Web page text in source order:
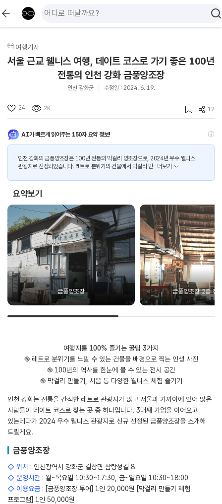
여행기사
서울 근교 웰니스 여행, 데이트 코스로 가기 좋은 100년
전통의 인천 강화 금풍양조장
인천 강화군 수정일 : 2024. 6. 19.
24 2K 12
AI가 빠르게 읽어주는 150자 요약 정보!
인천 강화의 금풍양조장은 100년 전통의 막걸리 양조장으로, 2024년 우수 웰니스
관광지로 선정되었습니다. 레트로 분위기의 건물에서 막걸리 만
더보기
요약보기
금풍양조장 금풍양조장 2층 전
여행지를 100% 즐기는 꿀팁 3가지
֎ 레트로 분위기를 느낄 수 있는 건물을 배경으로 찍는 인생 사진
֎ 100년의 역사를 한눈에 볼 수 있는 전시 공간
֎ 막걸리 만들기, 시음 등 다양한 웰니스 체험 즐기기
인천 강화는 전통을 간직한 레트로 관광지가 많고 서울과 가까이에 있어 많은
사람들이 데이트 코스로 찾는 곳 중 하나입니다. 3대째 가업을 이어오고
있는데다가 2024 우수 웰니스 관광지로 신규 선정된 금풍양조장을 소개해
드릴게요.
금풍양조장
◇ 위치 : 인천광역시 강화군 길상면 삼랑성길 8
◇ 운영시간 : 월~목요일 10:30~17:30, 금~일요일 10:30~18:00
◇ 이용요금 : [금풍양조장 투어] 1인 20,000원 [막걸리 만들기 체험
프로그램] 1인 50,000원